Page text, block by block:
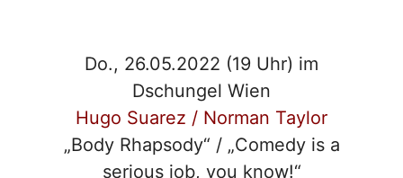
Do., 26.05.2022 (19 Uhr) im
Dschungel Wien
Hugo Suarez / Norman Taylor
„Body Rhapsody“ / „Comedy is a
serious job, you know!“